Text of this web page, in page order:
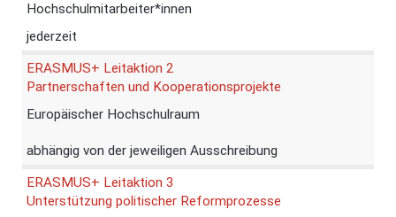
Hochschulmitarbeiter*innen
jederzeit
ERASMUS+ Leitaktion 2
Partnerschaften und Kooperationsprojekte
Europäischer Hochschulraum
abhängig von der jeweiligen Ausschreibung
ERASMUS+ Leitaktion 3
Unterstützung politischer Reformprozesse